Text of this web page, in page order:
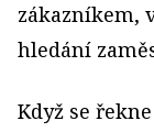
zákazníkem,
hledání
Když se